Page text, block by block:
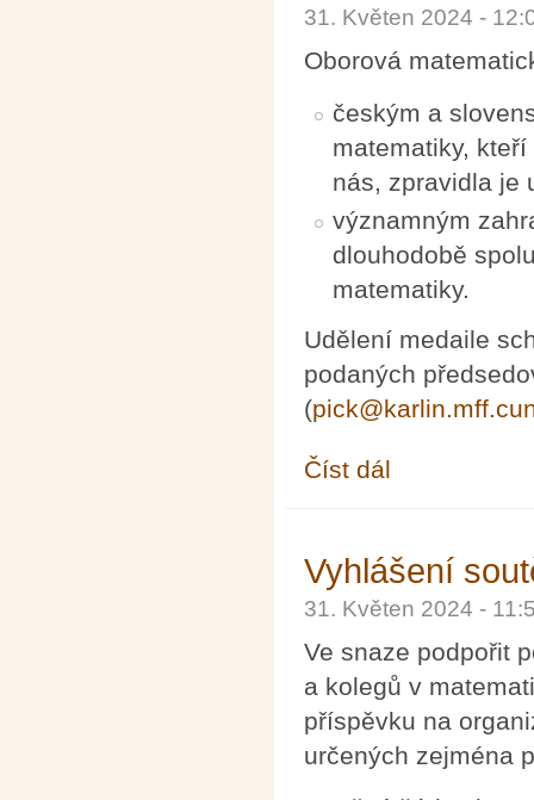
31. Květen 2024 -
Oborová
českým a
matematiky,
nás, zpravidla je
významným
dlouhodobě
matematiky.
Udělení medaile
podaných
(
Číst dál
Vyhlášení
31. Květen 2024 -
Ve snaze podpořit
a kolegů v
příspěvku na
určených zejména